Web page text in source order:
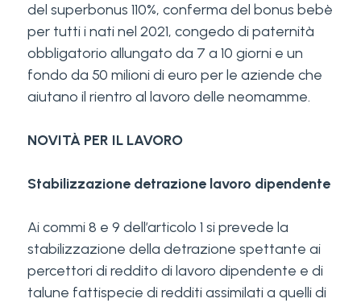
del superbonus 110%, conferma del bonus bebè
per tutti i nati nel 2021, congedo di paternità
obbligatorio allungato da 7 a 10 giorni e un
fondo da 50 milioni di euro per le aziende che
aiutano il rientro al lavoro delle neomamme.
NOVITÀ PER IL LAVORO
Stabilizzazione detrazione lavoro dipendente
Ai commi 8 e 9 dell’articolo 1 si prevede la
stabilizzazione della detrazione spettante ai
percettori di reddito di lavoro dipendente e di
talune fattispecie di redditi assimilati a quelli di